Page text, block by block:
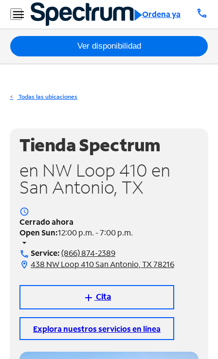
Ordena ya call
Residencial
Business
Paquetes
Internet
Teléfono
Residencial
Business
Contáctanos
Inglés
Administrar
cuenta
Encuentra
Ver disponibilidad
Todas las ubicaciones
Tienda Spectrum
en NW Loop 410 en
San Antonio, TX
access_time
Cerrado ahora
Open Sun:12:00 p.m. - 7:00 p.m.
arrow_drop_down
call Service:(866) 874-2389
location_on 438 NW Loop 410 San Antonio, TX 78216
add Cita
Explora nuestros servicios en línea